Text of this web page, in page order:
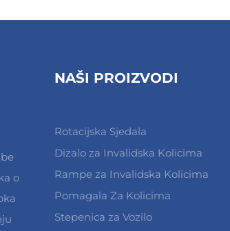
o
NAŠI PROIZVODI
Rotacijska Sjedala
Dizalo za Invalidska Kolicima
Rampe za Invalidska Kolicima
Pomagala Za Kolicima
Stepenica za Vozilo